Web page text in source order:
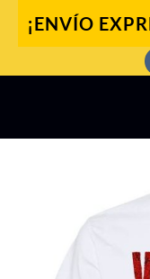
¡ENVÍO